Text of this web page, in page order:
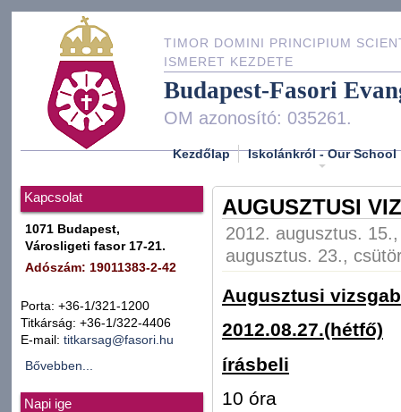
TIMOR DOMINI PRINCIPIUM
ISMERET KEZDETE
Budapest-Fasori
OM azonosító: 035261.
Kezdőlap Iskolánkról - Our School
Kapcsolat
1071 Budapest,
Városligeti fasor 17-21.
Adószám: 19011383-2-42
Porta: +36-1/321-1200
Titkárság: +36-1/322-4406
E-mail: titkarsag@fasori.hu
Bővebben...
Napi ige
AUGUSZTUSI
2012. augusztus.
augusztus. 23.,
Augusztusi
2012.08.27.(hétfő)
írásbeli
10 óra